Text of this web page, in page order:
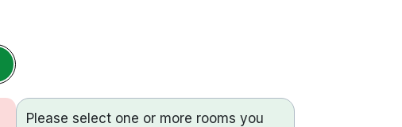
Please select one or more rooms you